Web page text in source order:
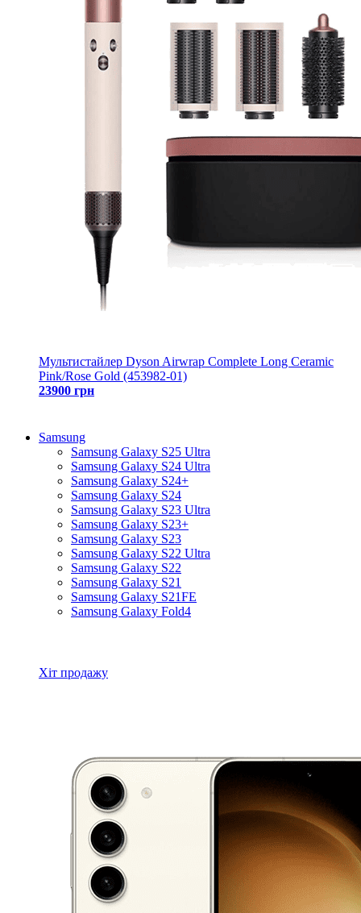
Мультистайлер Dyson Airwrap Complete Long Ceramic
Pink/Rose Gold (453982-01)
23900 грн
Samsung
Samsung Galaxy S25 Ultra
Samsung Galaxy S24 Ultra
Samsung Galaxy S24+
Samsung Galaxy S24
Samsung Galaxy S23 Ultra
Samsung Galaxy S23+
Samsung Galaxy S23
Samsung Galaxy S22 Ultra
Samsung Galaxy S22
Samsung Galaxy S21
Samsung Galaxy S21FE
Samsung Galaxy Fold4
Хіт продажу